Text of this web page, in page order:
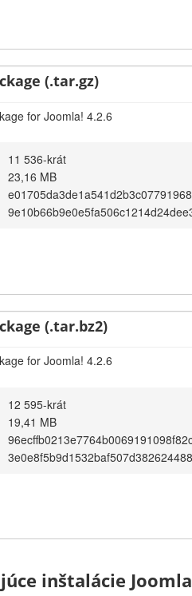
(.tar.gz)
for Joomla! 4.2.6
11 536-krát
23,16 MB
(.tar.bz2)
for Joomla! 4.2.6
12 595-krát
19,41 MB
inštalácie